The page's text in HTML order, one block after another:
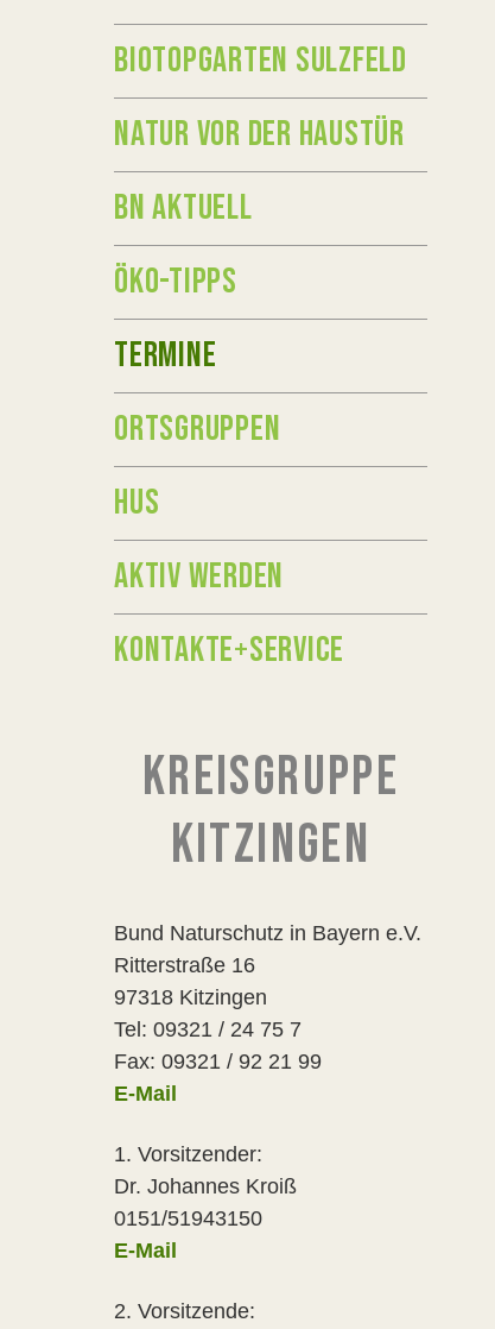
BIOTOPGARTEN SULZFELD
NATUR VOR DER HAUSTÜR
BN AKTUELL
ÖKO-TIPPS
TERMINE
ORTSGRUPPEN
HUS
AKTIV WERDEN
KONTAKTE+SERVICE
KREISGRUPPE
KITZINGEN
Bund Naturschutz in Bayern e.V.
Ritterstraße 16
97318 Kitzingen
Tel: 09321 / 24 75 7
Fax: 09321 / 92 21 99
E-Mail
1. Vorsitzender:
Dr. Johannes Kroiß
0151/51943150
E-Mail
2. Vorsitzende: